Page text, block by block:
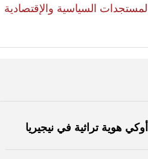
السياسية والإقتصادية
أوكي هوية تراثية في نيجيريا